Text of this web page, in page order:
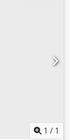
za bušenje
7 okomito u X
u Y -
gazne površine
3500 Kg
1 / 1